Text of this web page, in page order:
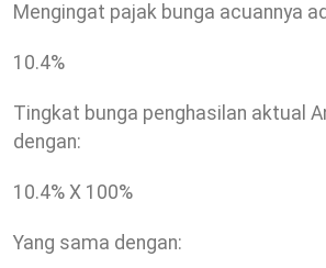
Mengingat pajak bunga acuannya
10.4%
Tingkat bunga penghasilan aktual
dengan:
10.4% X 100%
Yang sama dengan: